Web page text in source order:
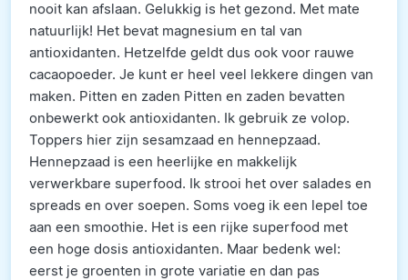
nooit kan afslaan. Gelukkig is het gezond. Met mate
natuurlijk! Het bevat magnesium en tal van
antioxidanten. Hetzelfde geldt dus ook voor rauwe
cacaopoeder. Je kunt er heel veel lekkere dingen van
maken. Pitten en zaden Pitten en zaden bevatten
onbewerkt ook antioxidanten. Ik gebruik ze volop.
Toppers hier zijn sesamzaad en hennepzaad.
Hennepzaad is een heerlijke en makkelijk
verwerkbare superfood. Ik strooi het over salades en
spreads en over soepen. Soms voeg ik een lepel toe
aan een smoothie. Het is een rijke superfood met
een hoge dosis antioxidanten. Maar bedenk wel:
eerst je groenten in grote variatie en dan pas